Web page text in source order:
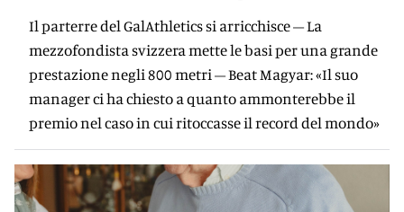
Il parterre del GalAthletics si arricchisce – La
mezzofondista svizzera mette le basi per una grande
prestazione negli 800 metri – Beat Magyar: «Il suo
manager ci ha chiesto a quanto ammonterebbe il
premio nel caso in cui ritoccasse il record del mondo»